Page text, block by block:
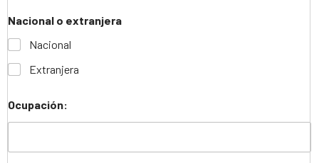
Nacional o extranjera
Nacional
Extranjera
Ocupación: